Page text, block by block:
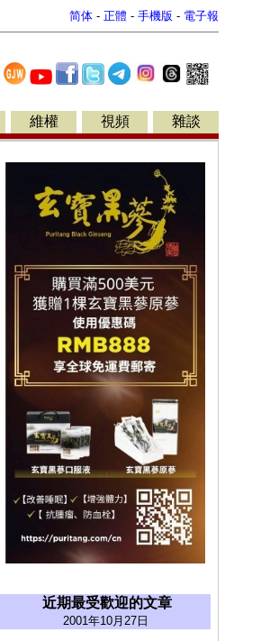
简体 - 正體 - 手機版 - 電子報
維權 視頻 雜談
近期最受歡迎的文章
2001年10月27日